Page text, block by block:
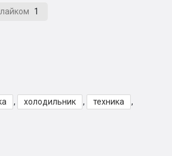
1
, холодильник , техника
,